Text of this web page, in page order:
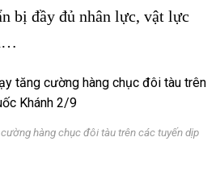
bị đầy đủ nhân lực, vật lực
hàng chục đôi tàu trên các tuyến dịp